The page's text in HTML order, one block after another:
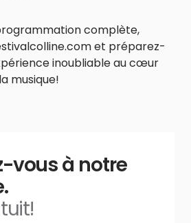
complète,
et préparez-
inoubliable au cœur
musique!
vous à notre